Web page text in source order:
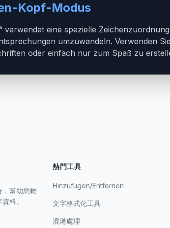
Kopf-Modus
verwendet eine spezielle
umzuwandeln. Verwenden
oder einfach nur zum Spaß zu
，幫助您輕
料。
熱門工具
Hinzufügen/Entfernen
文字格式化工具
混淆處理